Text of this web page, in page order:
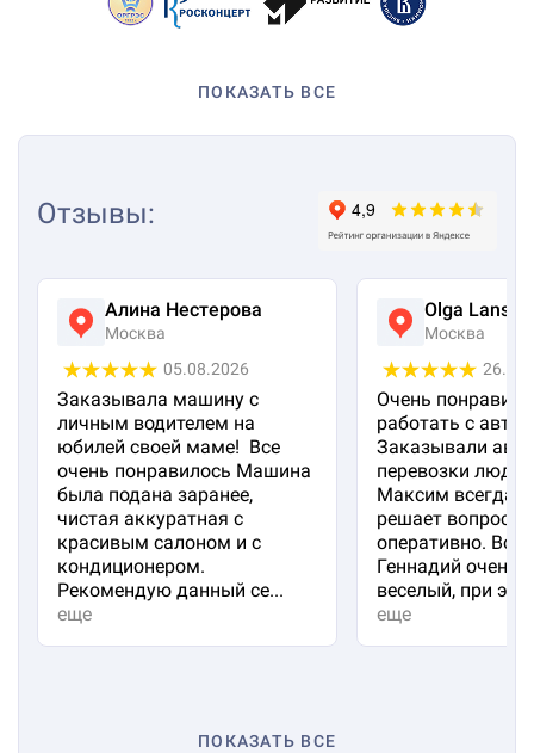
ПОКАЗАТЬ ВСЕ
Отзывы:
Алина Нестерова
Москва
05.08.2026
Заказывала машину с
личным водителем на
юбилей своей маме! Все
очень понравилось Машина
была подана заранее,
чистая аккуратная с
красивым салоном и с
кондиционером.
Рекомендую данный се...
еще
Olga
Москва
Очень
работать с авто
Заказывали
перевозки
Максим всегда
решает вопросы
оперативно.
Геннадий очень
веселый, при эт...
еще
ПОКАЗАТЬ ВСЕ